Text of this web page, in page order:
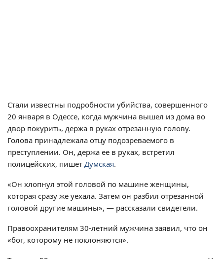
Стали известны подробности убийства, совершенного
20 января в Одессе, когда мужчина вышел из дома во
двор покурить, держа в руках отрезанную голову.
Голова принадлежала отцу подозреваемого в
преступлении. Он, держа ее в руках, встретил
полицейских, пишет Думская.
«Он хлопнул этой головой по машине женщины,
которая сразу же уехала. Затем он разбил отрезанной
головой другие машины», — рассказали свидетели.
Правоохранителям 30-летний мужчина заявил, что он
«бог, которому не поклоняются».